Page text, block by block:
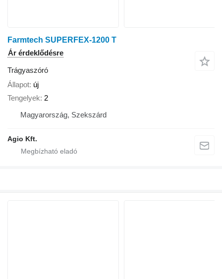
Farmtech SUPERFEX-1200 T
Ár érdeklődésre
Trágyaszóró
Állapot új
Tengelyek 2
Magyarország, Szekszárd
Agio Kft.